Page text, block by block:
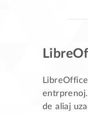
de aliaj